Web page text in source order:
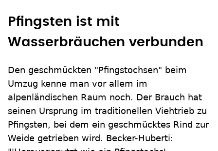
Pfingsten ist mit
Wasserbräuchen verbunden
Den geschmückten "Pfingstochsen" beim
Umzug kenne man vor allem im
alpenländischen Raum noch. Der Brauch hat
seinen Ursprung im traditionellen Viehtrieb zu
Pfingsten, bei dem ein geschmücktes Rind zur
Weide getrieben wird. Becker-Huberti: